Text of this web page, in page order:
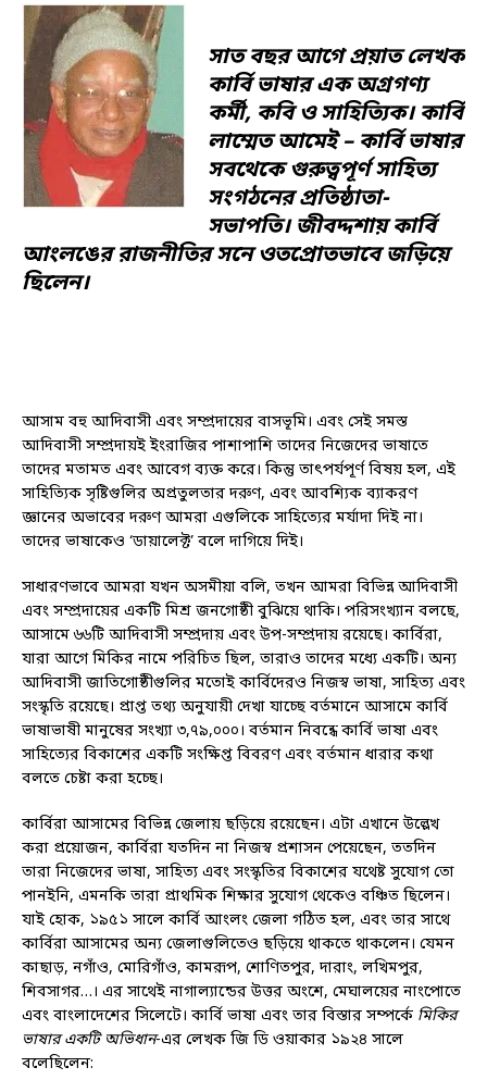
সাত বছর আগে প্রয়াত লেখক
কার্বি ভাষার এক অগ্রগণ্য
কর্মী, কবি ও সাহিত্যিক। কার্বি
লাম্মেত আমেই – কার্বি ভাষার
সবথেকে গুরুত্বপূর্ণ সাহিত্য
সংগঠনের প্রতিষ্ঠাতা-
সভাপতি। জীবদ্দশায় কার্বি
আংলঙের রাজনীতির সনে ওতপ্রোতভাবে জড়িয়ে
ছিলেন।
আসাম বহু আদিবাসী এবং সম্প্রদায়ের বাসভূমি। এবং সেই সমস্ত
আদিবাসী সম্প্রদায়ই ইংরাজির পাশাপাশি তাদের নিজেদের ভাষাতে
তাদের মতামত এবং আবেগ ব্যক্ত করে। কিন্তু তাৎপর্যপূর্ণ বিষয় হল, এই
সাহিত্যিক সৃষ্টিগুলির অপ্রতুলতার দরুণ, এবং আবশ্যিক ব্যাকরণ
জ্ঞানের অভাবের দরুণ আমরা এগুলিকে সাহিত্যের মর্যাদা দিই না।
তাদের ভাষাকেও ‘ডায়ালেক্ট’ বলে দাগিয়ে দিই।
সাধারণভাবে আমরা যখন অসমীয়া বলি, তখন আমরা বিভিন্ন আদিবাসী
এবং সম্প্রদায়ের একটি মিশ্র জনগোষ্ঠী বুঝিয়ে থাকি। পরিসংখ্যান বলছে,
আসামে ৬৬টি আদিবাসী সম্প্রদায় এবং উপ-সম্প্রদায় রয়েছে। কার্বিরা,
যারা আগে মিকির নামে পরিচিত ছিল, তারাও তাদের মধ্যে একটি। অন্য
আদিবাসী জাতিগোষ্ঠীগুলির মতোই কার্বিদেরও নিজস্ব ভাষা, সাহিত্য এবং
সংস্কৃতি রয়েছে। প্রাপ্ত তথ্য অনুযায়ী দেখা যাচ্ছে বর্তমানে আসামে কার্বি
ভাষাভাষী মানুষের সংখ্যা ৩,৭৯,০০০। বর্তমান নিবন্ধে কার্বি ভাষা এবং
সাহিত্যের বিকাশের একটি সংক্ষিপ্ত বিবরণ এবং বর্তমান ধারার কথা
বলতে চেষ্টা করা হচ্ছে।
কার্বিরা আসামের বিভিন্ন জেলায় ছড়িয়ে রয়েছেন। এটা এখানে উল্লেখ
করা প্রয়োজন, কার্বিরা যতদিন না নিজস্ব প্রশাসন পেয়েছেন, ততদিন
তারা নিজেদের ভাষা, সাহিত্য এবং সংস্কৃতির বিকাশের যথেষ্ট সুযোগ তো
পানইনি, এমনকি তারা প্রাথমিক শিক্ষার সুযোগ থেকেও বঞ্চিত ছিলেন।
যাই হোক, ১৯৫১ সালে কার্বি আংলং জেলা গঠিত হল, এবং তার সাথে
কার্বিরা আসামের অন্য জেলাগুলিতেও ছড়িয়ে থাকতে থাকলেন। যেমন
কাছাড়, নগাঁও, মোরিগাঁও, কামরূপ, শোণিতপুর, দারাং, লখিমপুর,
শিবসাগর…। এর সাথেই নাগাল্যান্ডের উত্তর অংশে, মেঘালয়ের নাংপোতে
এবং বাংলাদেশের সিলেটে। কার্বি ভাষা এবং তার বিস্তার সম্পর্কে মিকির
ভাষার একটি অভিধান-এর লেখক জি ডি ওয়াকার ১৯২৪ সালে
বলেছিলেন: